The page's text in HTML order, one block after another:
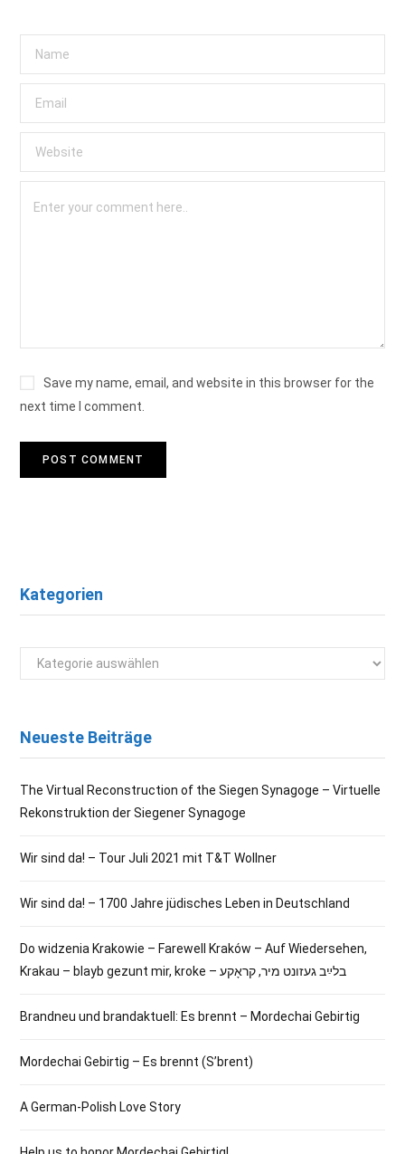
Save my name, email, and website in this browser for the
next time I comment.
Kategorien
Kategorien
Neueste Beiträge
The Virtual Reconstruction of the Siegen Synagoge – Virtuelle
Rekonstruktion der Siegener Synagoge
Wir sind da! – Tour Juli 2021 mit T&T Wollner
Wir sind da! – 1700 Jahre jüdisches Leben in Deutschland
Do widzenia Krakowie – Farewell Kraków – Auf Wiedersehen,
Krakau – blayb gezunt mir, kroke – בלײַב געזונט מיר, קראָקע
Brandneu und brandaktuell: Es brennt – Mordechai Gebirtig
Mordechai Gebirtig – Es brennt (S’brent)
A German-Polish Love Story